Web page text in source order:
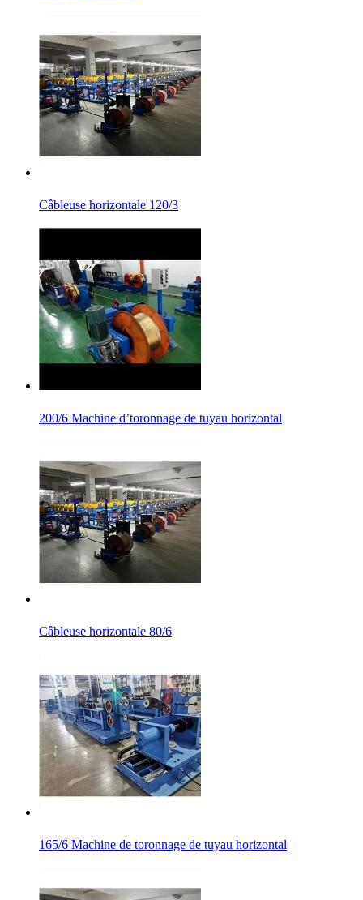
Câbleuse horizontale 120/3
200/6 Machine d’toronnage de tuyau horizontal
Câbleuse horizontale 80/6
165/6 Machine de toronnage de tuyau horizontal